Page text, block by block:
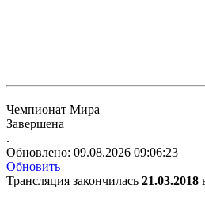
Чемпионат Мира
Завершена
.
Обновлено: 09.08.2026 09:06:23
Обновить
Трансляция закончилась 21.03.2018